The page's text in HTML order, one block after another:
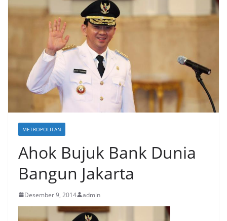
METROPOLITAN
Ahok Bujuk Bank Dunia
Bangun Jakarta
Desember 9, 2014 admin